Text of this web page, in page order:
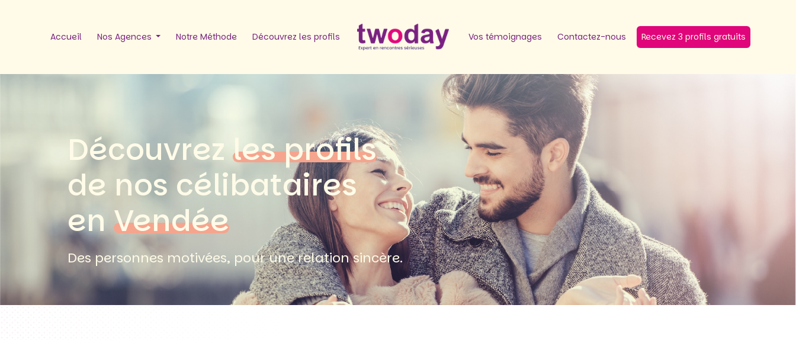
Accueil Nos Agences Notre Méthode Découvrez les profils Vos témoignages Contactez-nous Recevez 3 profils gratuits
Découvrez les profils
de nos célibataires
enVendée
Des personnes motivées, pour une relation sincère.